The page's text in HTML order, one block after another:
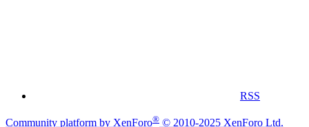
RSS
Community platform by XenForo® © 2010-2025 XenForo Ltd.